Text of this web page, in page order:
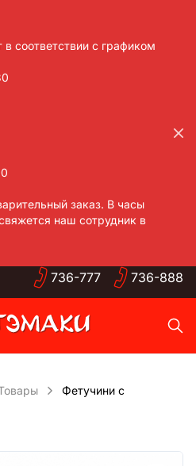
соответствии с графиком
заказ. В часы
наш сотрудник в
736-777 736-888
Фетучини с